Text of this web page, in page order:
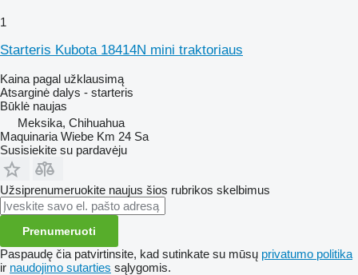
1
Starteris Kubota 18414N mini traktoriaus
Kaina pagal užklausimą
Atsarginė dalys - starteris
Būklė naujas
Meksika, Chihuahua
Maquinaria Wiebe Km 24 Sa
Susisiekite su pardavėju
Užsiprenumeruokite naujus šios rubrikos skelbimus
Prenumeruoti
Paspaudę čia patvirtinsite, kad sutinkate su mūsų privatumo politika
ir naudojimo sutarties sąlygomis.